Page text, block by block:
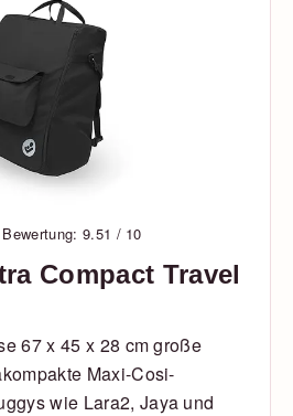
9.51 / 10
Compact Travel
67 x 45 x 28 cm große
Maxi-Cosi-
wie Lara2, Jaya und